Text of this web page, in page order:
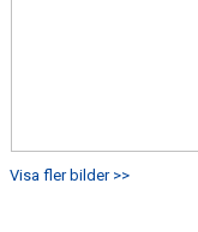
Visa fler bilder >>